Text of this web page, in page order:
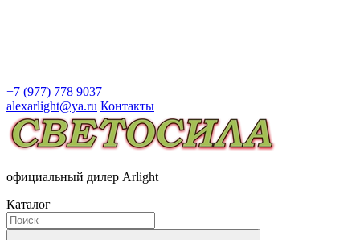
+7 (977) 778 9037
alexarlight@ya.ru Контакты
официальный дилер Arlight
Каталог